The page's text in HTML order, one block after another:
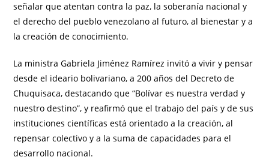
señalar que atentan contra la paz, la soberanía nacional y
el derecho del pueblo venezolano al futuro, al bienestar y a
la creación de conocimiento.
La ministra Gabriela Jiménez Ramírez invitó a vivir y pensar
desde el ideario bolivariano, a 200 años del Decreto de
Chuquisaca, destacando que “Bolívar es nuestra verdad y
nuestro destino”, y reafirmó que el trabajo del país y de sus
instituciones científicas está orientado a la creación, al
repensar colectivo y a la suma de capacidades para el
desarrollo nacional.